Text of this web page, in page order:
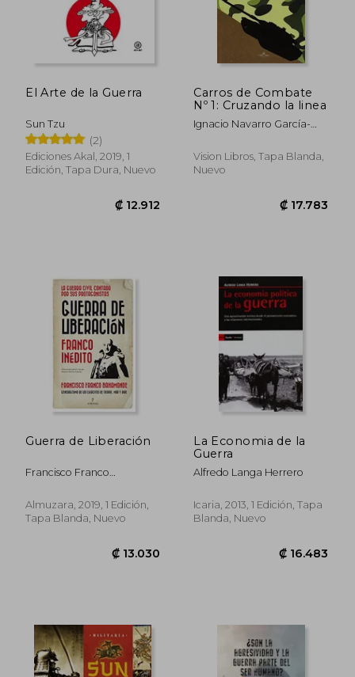
₡ 15.676 ₡
El Arte de la Guerra
Sun Tzu
(2)
Ediciones Akal, 2019, 1
Edición, Tapa Dura, Nuevo
Carros de Combate
Nº 1: Cruzando la linea
Ignacio Navarro García-
Vision Libros, Tapa Blanda,
Nuevo
Guerra de Liberación
Francisco Franco
Almuzara, 2019, 1 Edición,
Tapa Blanda, Nuevo
La Economia de la
Guerra
Alfredo Langa Herrero
Icaria, 2013, 1 Edición, Tapa
Blanda, Nuevo